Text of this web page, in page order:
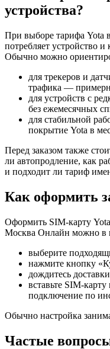
устройства?
При выборе тарифа Yota
потребляет устройство и
Обычно можно
для трекеров и
трафика —
для устройств с
без ежемесячных
для стабильной
покрытие Yota в
Перед заказом также
ли автопродление, как
и подходит ли тариф
Как оформить
Оформить SIM-карту
Москва Онлайн можно в
выберите
нажмите кнопку
дождитесь
вставьте SIM-
подключение по
Обычно настройка
Частые